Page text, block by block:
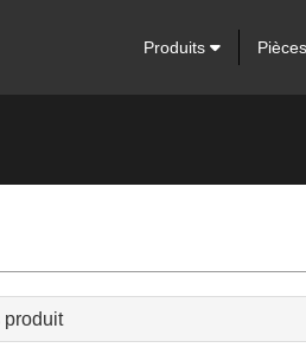
Produits
produit